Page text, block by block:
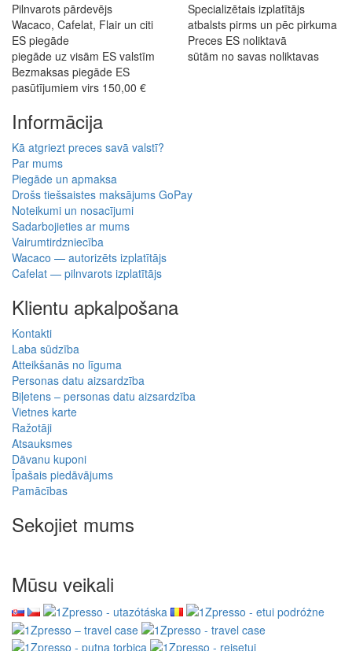
Pilnvarots pārdevējs
Wacaco, Cafelat, Flair un citi
Specializētais izplatītājs
atbalsts pirms un pēc pirkuma
ES piegāde
piegāde uz visām ES valstīm
Preces ES noliktavā
sūtām no savas noliktavas
Bezmaksas piegāde ES
pasūtījumiem virs 150,00 €
Informācija
Kā atgriezt preces savā valstī?
Par mums
Piegāde un apmaksa
Drošs tiešsaistes maksājums GoPay
Noteikumi un nosacījumi
Sadarbojieties ar mums
Vairumtirdzniecība
Wacaco — autorizēts izplatītājs
Cafelat — pilnvarots izplatītājs
Klientu apkalpošana
Kontakti
Laba sūdzība
Atteikšanās no līguma
Personas datu aizsardzība
Biļetens – personas datu aizsardzība
Vietnes karte
Ražotāji
Atsauksmes
Dāvanu kuponi
Īpašais piedāvājums
Pamācības
Sekojiet mums
Mūsu veikali